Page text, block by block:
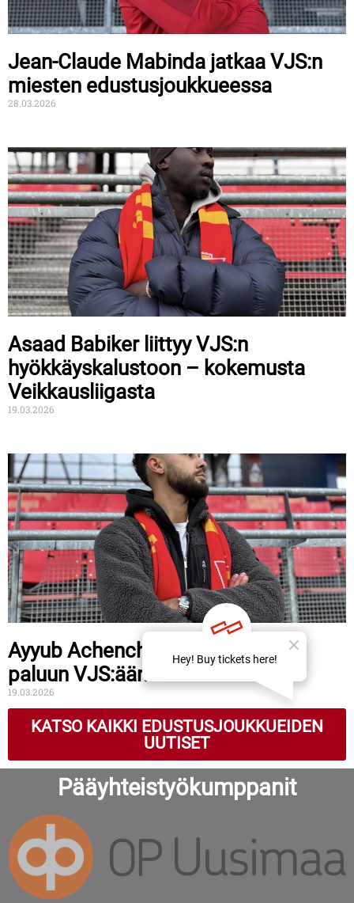
Jean-Claude Mabinda jatkaa VJS:n
miesten edustusjoukkueessa
28.03.2026
Asaad Babiker liittyy VJS:n
hyökkäyskalustoon – kokemusta
Veikkausliigasta
19.03.2026
Ayyub Achenchab tekee
paluun VJS:ään
19.03.2026
KATSO KAIKKI EDUSTUSJOUKKUEIDEN
UUTISET
Pääyhteistyökumppanit